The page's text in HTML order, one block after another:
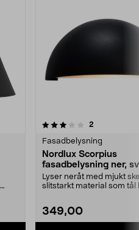
2
Fasadbelysning
Nordlux Scorpius
fasadbelysning ner,
Lyser neråt med mjukt
slitstarkt material som tål
349,00
5.0av 5 stjärnor